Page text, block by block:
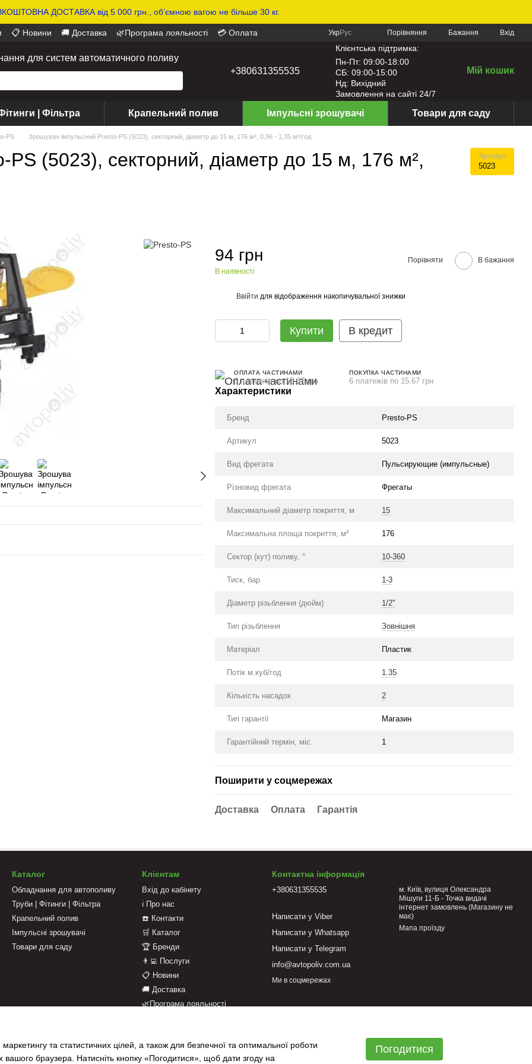
ДОСТАВКА від 5 000 грн., обʼємною вагою не більше 30 кг.
📋 Новини 🚚 Доставка 🌿Програма лояльності 💳 Оплата УкрРус Порівняння Бажання Вхід
для систем автоматичного поливу
+380631355535
Клієнтська підтримка:
Пн-Пт: 09:00-18:00
СБ: 09:00-15:00
Нд: Вихідний
Замовлення на сайті 24/7
Мій кошик
| Фільтра Крапельний полив Імпульсні зрошувачі Товари для саду
PS Зрошувач імпульсний Presto-PS (5023), секторний, діаметр до 15 м, 176 м², 0,96 - 1,35 м³/год
(5023), секторний, діаметр до 15 м, 176 м², Артикул
5023
94 грн
В наявності
Порівняти В бажання
Ввійти для відображення накопичувальної знижки
Купити В кредит
ОПЛАТА ЧАСТИНАМИ
6 платежів по 15.67 грн
ПОКУПКА ЧАСТИНАМИ
6 платежів по 15.67 грн
Характеристики
Бренд Presto-PS
Артикул 5023
Вид фрегата Пульсирующие (импульсные)
Різновид фрегата Фрегаты
Максимальний діаметр покриття, м 15
Максимальна площа покриття, м² 176
Сектор (кут) поливу, ° 10-360
Тиск, бар 1-3
Діаметр різьблення (дюйм) 1/2"
Тип різьблення Зовнішня
Матеріал Пластик
Потік м.куб/год 1.35
Кількість насадок 2
Тип гарантії Магазин
Гарантійний термін, міс. 1
Поширити у соцмережах
Доставка Оплата Гарантія
Каталог
Обладнання для автополиву
Труби | Фітинги | Фільтра
Крапельний полив
Імпульсні зрошувачі
Товари для саду
Клієнтам
Вхід до кабінету
ℹ️ Про нас
☎️ Контакти
🛒 Каталог
🏆 Бренди
👨‍💻 Послуги
📋 Новини
🚚 Доставка
🌿Програма лояльності
📝 Відгуки про магазин
Контактна інформація
+380631355535
Написати у Viber
Написати у Whatsapp
Написати у Telegram
info@avtopoliv.com.ua
м. Київ, вулиця Олександра
Мішуги 11-Б - Точка видачі
інтернет замовлень (Магазину не
має)
Мапа проїзду
Ми в соцмережах
та статистичних цілей, а також для безпечної та оптимальної роботи
браузера. Натисніть кнопку «Погодитися», щоб дати згоду на
Погодитися